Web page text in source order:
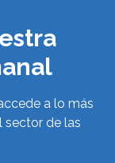
a lo más
sector de las